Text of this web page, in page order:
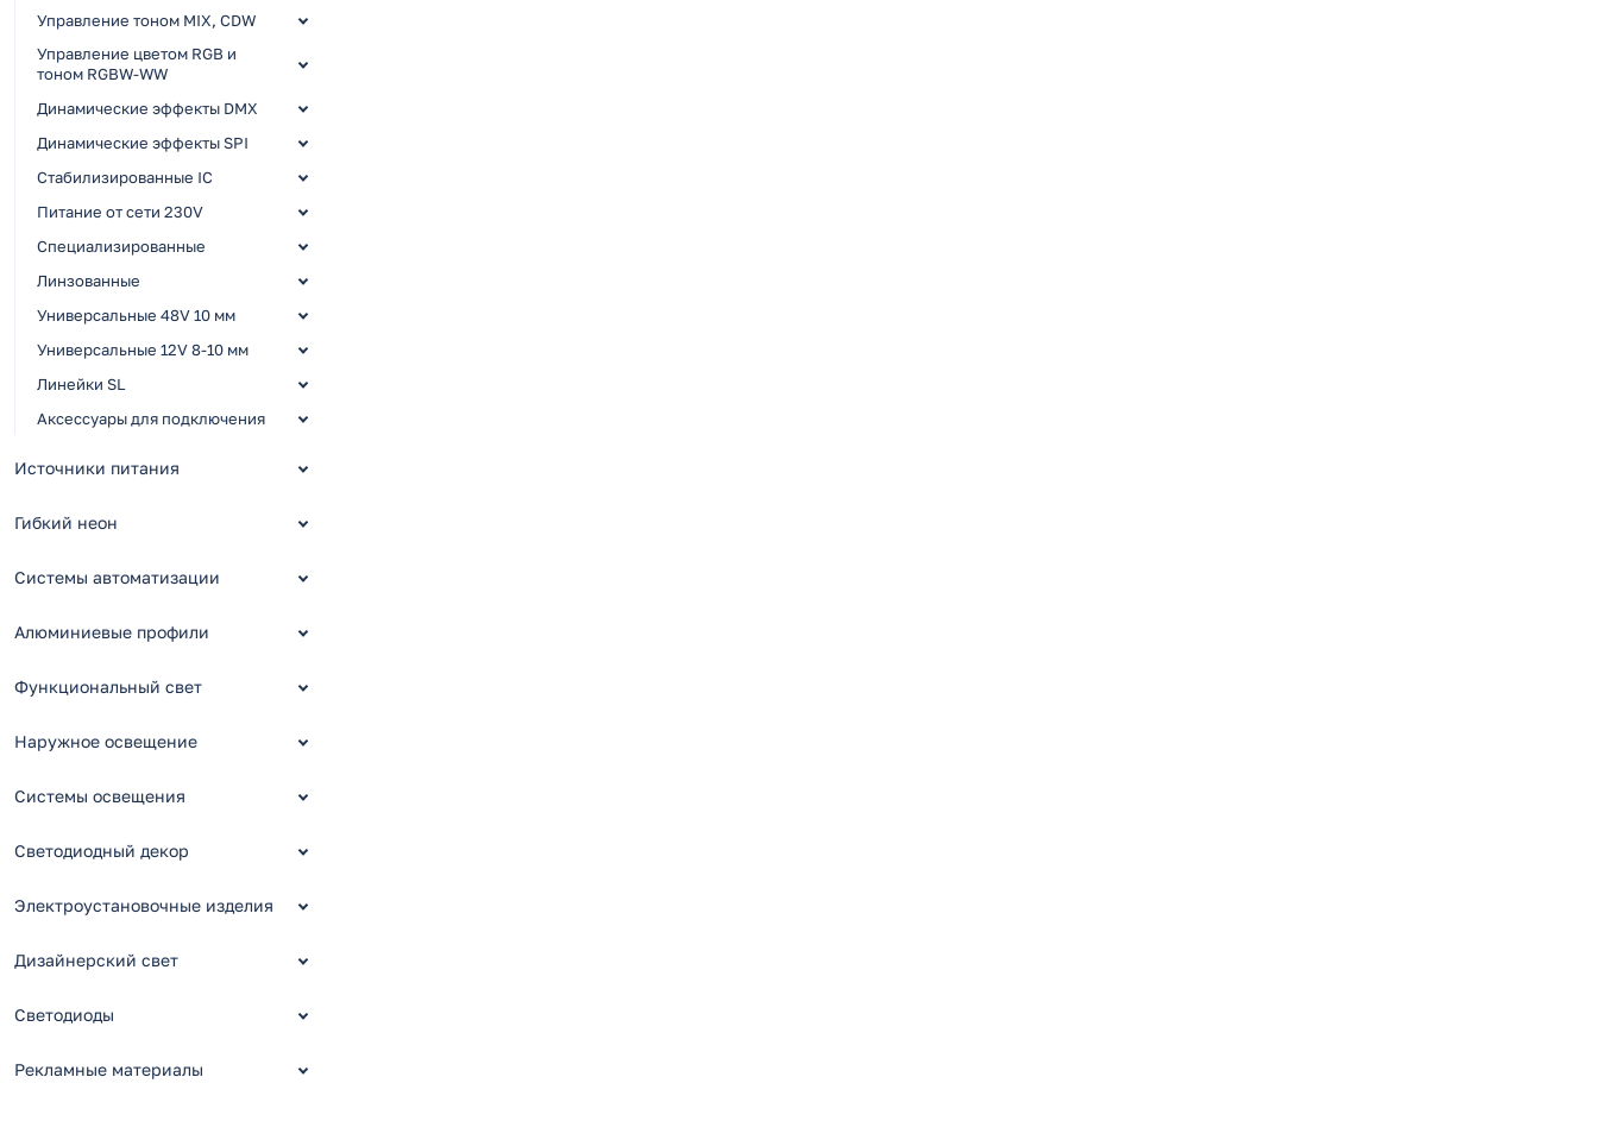
Управление тоном MIX, CDW
Управление цветом RGB и
тоном RGBW-WW
Динамические эффекты DMX
Динамические эффекты SPI
Стабилизированные IC
Питание от сети 230V
Специализированные
Линзованные
Универсальные 48V 10 мм
Универсальные 12V 8-10 мм
Линейки SL
Аксессуары для подключения
Источники питания
Гибкий неон
Системы автоматизации
Алюминиевые профили
Функциональный свет
Наружное освещение
Системы освещения
Светодиодный декор
Электроустановочные изделия
Дизайнерский свет
Светодиоды
Рекламные материалы